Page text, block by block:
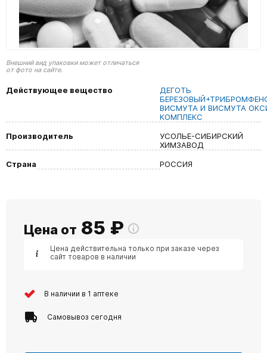
Внешний вид упаковки может отличаться
от фото на сайте.
Действующее вещество
ДЕГОТЬ
ВИСМУТА И ВИСМУТА
КОМПЛЕКС
Производитель
УСОЛЬЕ-СИБИРСКИЙ
ХИМЗАВОД
Страна
РОССИЯ
Цена от 85 ₽
Цена действительна только при заказе через
сайт товаров в наличии
В наличии в 1 аптеке
Самовывоз сегодня